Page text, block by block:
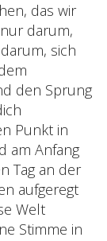
das wir
darum,
sich
den Sprung
Punkt in
am Anfang
Tag an der
aufgeregt
Welt
Stimme in